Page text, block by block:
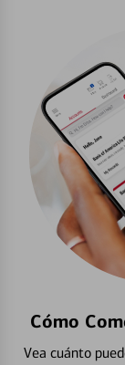
Cómo
Vea cuánto